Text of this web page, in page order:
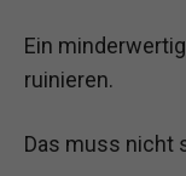
Ein
ruinieren.
Das muss nicht